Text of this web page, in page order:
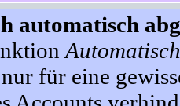
automatisch
für eine